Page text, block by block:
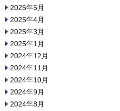
2025年5月
2025年4月
2025年3月
2025年1月
2024年12月
2024年11月
2024年10月
2024年9月
2024年8月